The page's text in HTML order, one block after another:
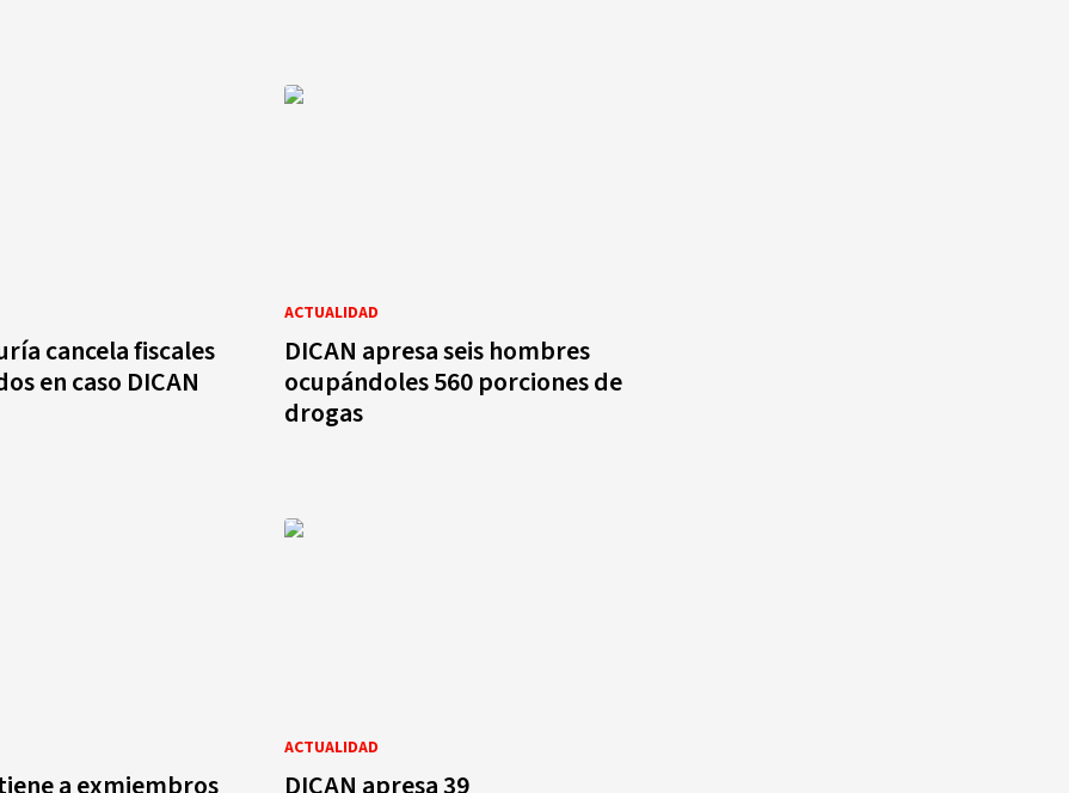
cancela fiscales
en caso DICAN
ACTUALIDAD
DICAN apresa seis hombres
ocupándoles 560 porciones de
drogas
ACTUALIDAD